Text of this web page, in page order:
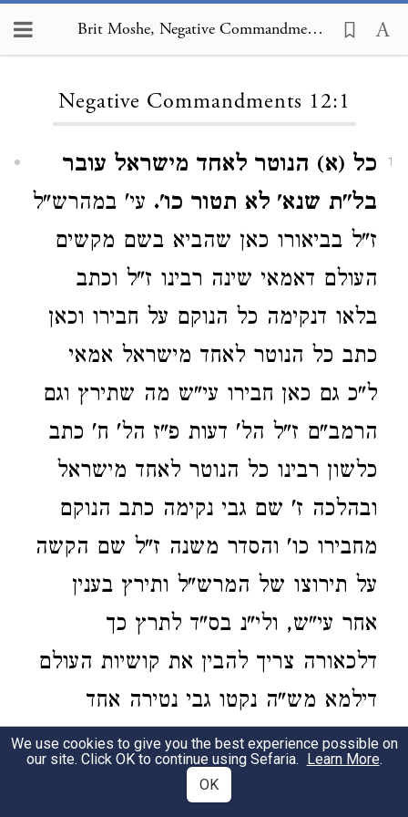
Brit Moshe, Negative Commandments 12:1
Negative Commandments 12:1
1
כל (א) הנוטר לאחד מישראל עובר
בל"ת שנא' לא תטור כו'. עי' במהרש"ל
ז"ל בביאורו כאן שהביא בשם מקשים
העולם דאמאי שינה רבינו ז"ל וכתב
בלאו דנקימה כל הנוקם על חבירו וכאן
כתב כל הנוטר לאחד מישראל אמאי
ל"כ גם כאן חבירו עי"ש מה שתירץ וגם
הרמב"ם ז"ל הל' דעות פ"ז הל' ח' כתב
כלשון רבינו כל הנוטר לאחד מישראל
ובהלכה ז' שם גבי נקימה כתב הנוקם
מחבירו כו' והסדר משנה ז"ל שם הקשה
על תירוצו של המרש"ל ותירץ בענין
אחר עי"ש, ולי"נ בס"ד לתרץ כך
דלכאורה צריך להבין את קושיות העולם
דילמא מש"ה נקטו גבי נטירה אחד
מישראל כדי לאשמעינן דלאו זה אינו
נוהג אלא בישראל אבל לא בעכו"ם
We use cookies to give you the best experience possible on
our site. Click OK to continue using Sefaria. Learn More.
OK